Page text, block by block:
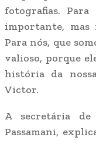
fotografias.
importante, mas
Para nós, que
valioso, porque
história da
Victor.
A secretária de
Passamani,